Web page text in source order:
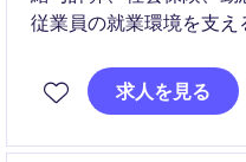
従業員の就業環境を支え
事オペレーションの品
に貢献いただきます。
求人を見る